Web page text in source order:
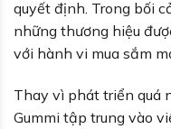
quyết định. Trong bối
những thương hiệu
với hành vi mua sắm
Thay vì phát triển quá
Gummi tập trung vào